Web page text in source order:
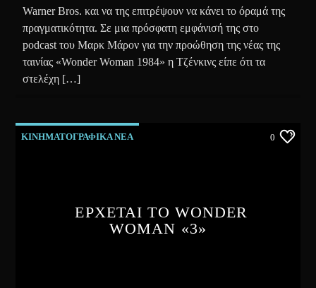
Warner Bros. και να της επιτρέψουν να κάνει το όραμά της
πραγματικότητα. Σε μια πρόσφατη εμφάνισή της στο
podcast του Μαρκ Μάρον για την προώθηση της νέας της
ταινίας «Wonder Woman 1984» η Τζένκινς είπε ότι τα
στελέχη […]
ΚΙΝΗΜΑΤΟΓΡΑΦΙΚΑ ΝΕΑ 0
ΕΡΧΕΤΑΙ ΤΟ WONDER
WOMAN «3»